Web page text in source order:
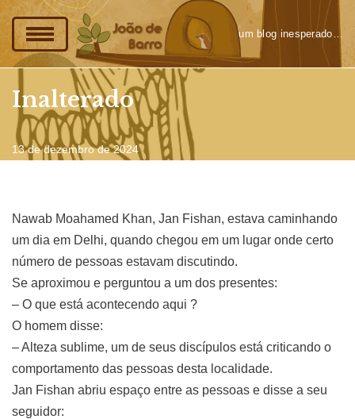
Pular
para
conteúdo
um blog inesperado…
Inalterado
13 de dezembro de 2024
Nawab Moahamed Khan, Jan Fishan, estava caminhando
um dia em Delhi, quando chegou em um lugar onde certo
número de pessoas estavam discutindo.
Se aproximou e perguntou a um dos presentes:
– O que está acontecendo aqui ?
O homem disse:
– Alteza sublime, um de seus discípulos está criticando o
comportamento das pessoas desta localidade.
Jan Fishan abriu espaço entre as pessoas e disse a seu
seguidor: